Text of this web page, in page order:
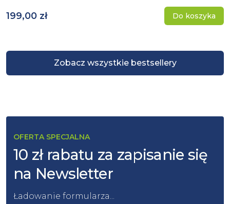
Zobacz wszystkie bestsellery
199,00 zł Do koszyka
OFERTA SPECJALNA
10 zł rabatu za zapisanie się
na Newsletter
Ładowanie formularza...